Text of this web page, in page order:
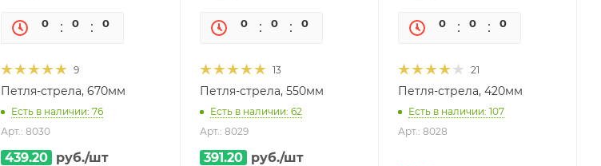
0 0 0
9
Петля-стрела, 670мм
Есть в наличии: 76
Арт.: 8030
439.20 руб./шт
0 0 0
13
Петля-стрела, 550мм
Есть в наличии: 62
Арт.: 8029
391.20 руб./шт
0 0 0
21
Петля-стрела, 420мм
Есть в наличии: 107
Арт.: 8028